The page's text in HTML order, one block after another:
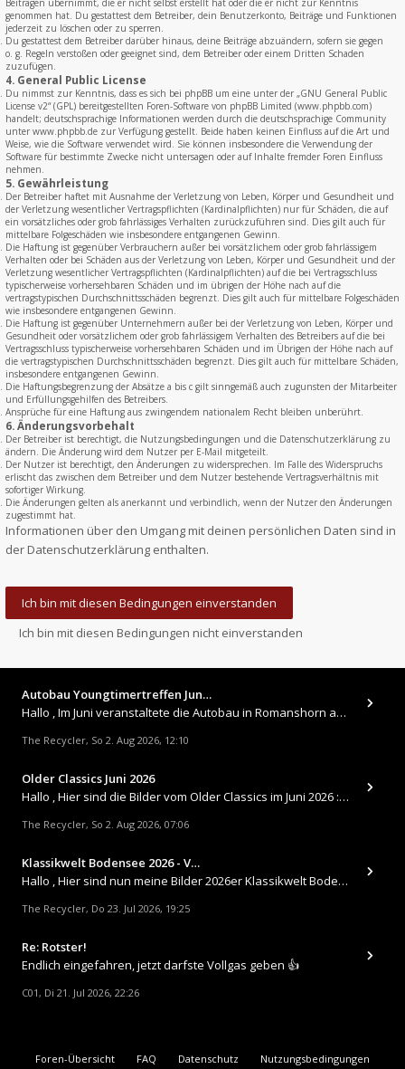
Beiträgen übernimmt, die er nicht selbst erstellt hat oder die er nicht zur Kenntnis
genommen hat. Du gestattest dem Betreiber, dein Benutzerkonto, Beiträge und Funktionen
jederzeit zu löschen oder zu sperren.
Du gestattest dem Betreiber darüber hinaus, deine Beiträge abzuändern, sofern sie gegen
o. g. Regeln verstoßen oder geeignet sind, dem Betreiber oder einem Dritten Schaden
zuzufügen.
4. General Public License
Du nimmst zur Kenntnis, dass es sich bei phpBB um eine unter der „GNU General Public
License v2“ (GPL) bereitgestellten Foren-Software von phpBB Limited (www.phpbb.com)
handelt; deutschsprachige Informationen werden durch die deutschsprachige Community
unter www.phpbb.de zur Verfügung gestellt. Beide haben keinen Einfluss auf die Art und
Weise, wie die Software verwendet wird. Sie können insbesondere die Verwendung der
Software für bestimmte Zwecke nicht untersagen oder auf Inhalte fremder Foren Einfluss
nehmen.
5. Gewährleistung
Der Betreiber haftet mit Ausnahme der Verletzung von Leben, Körper und Gesundheit und
der Verletzung wesentlicher Vertragspflichten (Kardinalpflichten) nur für Schäden, die auf
ein vorsätzliches oder grob fahrlässiges Verhalten zurückzuführen sind. Dies gilt auch für
mittelbare Folgeschäden wie insbesondere entgangenen Gewinn.
Die Haftung ist gegenüber Verbrauchern außer bei vorsätzlichem oder grob fahrlässigem
Verhalten oder bei Schäden aus der Verletzung von Leben, Körper und Gesundheit und der
Verletzung wesentlicher Vertragspflichten (Kardinalpflichten) auf die bei Vertragsschluss
typischerweise vorhersehbaren Schäden und im übrigen der Höhe nach auf die
vertragstypischen Durchschnittsschäden begrenzt. Dies gilt auch für mittelbare Folgeschäden
wie insbesondere entgangenen Gewinn.
Die Haftung ist gegenüber Unternehmern außer bei der Verletzung von Leben, Körper und
Gesundheit oder vorsätzlichem oder grob fahrlässigem Verhalten des Betreibers auf die bei
Vertragsschluss typischerweise vorhersehbaren Schäden und im Übrigen der Höhe nach auf
die vertragstypischen Durchschnittsschäden begrenzt. Dies gilt auch für mittelbare Schäden,
insbesondere entgangenen Gewinn.
Die Haftungsbegrenzung der Absätze a bis c gilt sinngemäß auch zugunsten der Mitarbeiter
und Erfüllungsgehilfen des Betreibers.
Ansprüche für eine Haftung aus zwingendem nationalem Recht bleiben unberührt.
6. Änderungsvorbehalt
Der Betreiber ist berechtigt, die Nutzungsbedingungen und die Datenschutzerklärung zu
ändern. Die Änderung wird dem Nutzer per E-Mail mitgeteilt.
Der Nutzer ist berechtigt, den Änderungen zu widersprechen. Im Falle des Widerspruchs
erlischt das zwischen dem Betreiber und dem Nutzer bestehende Vertragsverhältnis mit
sofortiger Wirkung.
Die Änderungen gelten als anerkannt und verbindlich, wenn der Nutzer den Änderungen
zugestimmt hat.
Informationen über den Umgang mit deinen persönlichen Daten sind in
der Datenschutzerklärung enthalten.
Autobau Youngtimertreffen Jun…
Hallo , Im Juni veranstaltete die Autobau in Romanshorn auf ihrem Gelände ein kleines Youngtimertreffen : https://up.
The Recycler, So 2. Aug 2026, 12:10
Older Classics Juni 2026
​Hallo , Hier sind die Bilder vom Older Classics im Juni 2026 : https://up.picr.de/51155940wd.jpg https://up.pic
The Recycler, So 2. Aug 2026, 07:06
Klassikwelt Bodensee 2026 - V…
Hallo , Hier sind nun meine Bilder 2026er Klassikwelt Bodensee 😀 https://up.picr.de/51125547rb.jpg https://up.pi
The Recycler, Do 23. Jul 2026, 19:25
Re: Rotster!
Endlich eingefahren, jetzt darfste Vollgas geben 👍
C01, Di 21. Jul 2026, 22:26
Foren-Übersicht FAQ Datenschutz Nutzungsbedingungen